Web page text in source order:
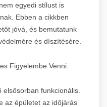
egyedi stílust is
Ebben a cikkben
jóvá, és bemutatunk
és díszítésére.
Figyelembe Venni:
funkcionális.
az épületet az időjárás